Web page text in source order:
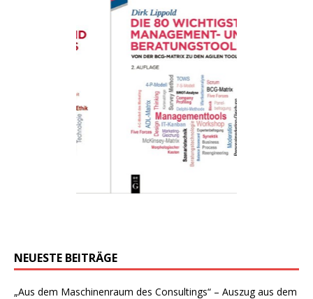
NEUESTE BEITRÄGE
„Aus dem Maschinenraum des Consultings“ – Auszug aus dem